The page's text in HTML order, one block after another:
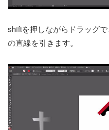
shiftを押しながらドラッグ
の直線を引きます。